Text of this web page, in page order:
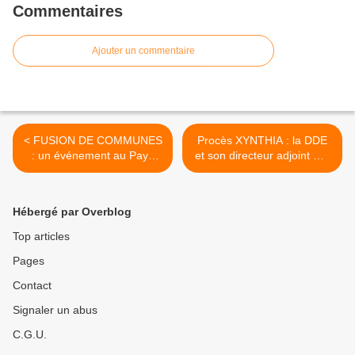
Commentaires
Ajouter un commentaire
< FUSION DE COMMUNES
: un événement au Pays
d'Olonne
Procès XYNTHIA : la DDE
et son directeur adjoint mis
en cause >
Hébergé par Overblog
Top articles
Pages
Contact
Signaler un abus
C.G.U.